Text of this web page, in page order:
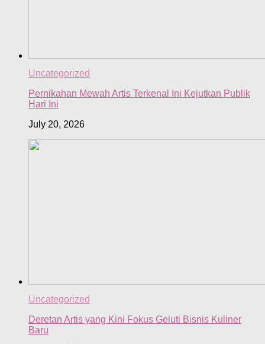
Uncategorized
Pernikahan Mewah Artis Terkenal Ini Kejutkan Publik
Hari Ini
July 20, 2026
Uncategorized
Deretan Artis yang Kini Fokus Geluti Bisnis Kuliner
Baru